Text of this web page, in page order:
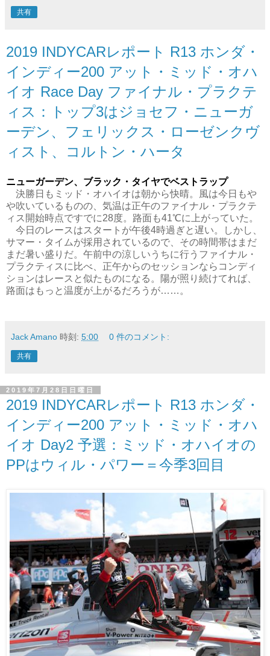
共有
2019 INDYCARレポート R13 ホンダ・
インディー200 アット・ミッド・オハ
イオ Race Day ファイナル・プラクテ
ィス：トップ3はジョセフ・ニューガ
ーデン、フェリックス・ローゼンクヴ
ィスト、コルトン・ハータ
ニューガーデン、ブラック・タイヤでベストラップ
決勝日もミッド・オハイオは朝から快晴。風は今日もや
や吹いているものの、気温は正午のファイナル・プラクテ
ィス開始時点ですでに28度。路面も41℃に上がっていた。
今日のレースはスタートが午後4時過ぎと遅い。しかし、
サマー・タイムが採用されているので、その時間帯はまだ
まだ暑い盛りだ。午前中の涼しいうちに行うファイナル・
プラクティスに比べ、正午からのセッションならコンディ
ションはレースと似たものになる。陽が照り続けてれば、
路面はもっと温度が上がるだろうが……。
Jack Amano 時刻: 5:00 0 件のコメント:
共有
2019年7月28日日曜日
2019 INDYCARレポート R13 ホンダ・
インディー200 アット・ミッド・オハ
イオ Day2 予選：ミッド・オハイオの
PPはウィル・パワー＝今季3回目